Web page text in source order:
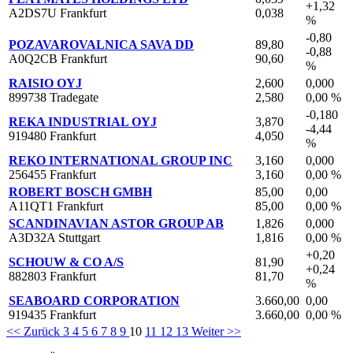
A2DS7U Frankfurt
0,038
+1,32
%
POZAVAROVALNICA SAVA DD
A0Q2CB Frankfurt
89,80
90,60
-0,80
-0,88
%
RAISIO OYJ
899738 Tradegate
2,600
2,580
0,000
0,00 %
REKA INDUSTRIAL OYJ
919480 Frankfurt
3,870
4,050
-0,180
-4,44
%
REKO INTERNATIONAL GROUP INC
256455 Frankfurt
3,160
3,160
0,000
0,00 %
ROBERT BOSCH GMBH
A11QT1 Frankfurt
85,00
85,00
0,00
0,00 %
SCANDINAVIAN ASTOR GROUP AB
A3D32A Stuttgart
1,826
1,816
0,000
0,00 %
SCHOUW & CO A/S
882803 Frankfurt
81,90
81,70
+0,20
+0,24
%
SEABOARD CORPORATION
919435 Frankfurt
3.660,00
3.660,00
0,00
0,00 %
<< Zurück 3 4 5 6 7 8 9 10 11 12 13 Weiter >>